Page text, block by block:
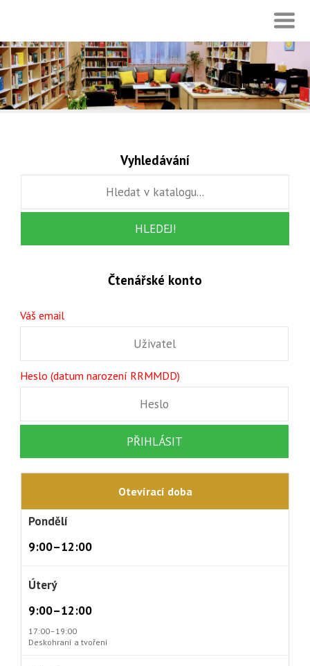
Vyhledávání
Čtenářské konto
Váš email
Heslo (datum narození RRMMDD)
Otevírací doba
Pondělí
9:00–12:00
Úterý
9:00–12:00
17:00–19:00
Deskohraní a tvoření